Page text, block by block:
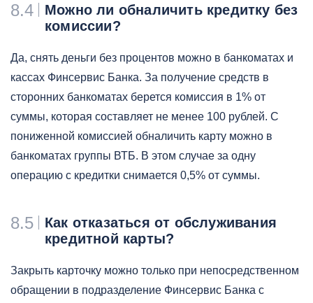
8.4
Можно ли обналичить кредитку без
комиссии?
Да, снять деньги без процентов можно в банкоматах и
кассах Финсервис Банка. За получение средств в
сторонних банкоматах берется комиссия в 1% от
суммы, которая составляет не менее 100 рублей. С
пониженной комиссией обналичить карту можно в
банкоматах группы ВТБ. В этом случае за одну
операцию с кредитки снимается 0,5% от суммы.
8.5
Как отказаться от обслуживания
кредитной карты?
Закрыть карточку можно только при непосредственном
обращении в подразделение Финсервис Банка с